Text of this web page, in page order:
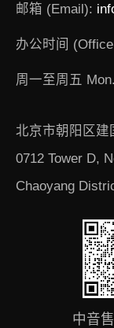
邮箱 (Email):
办公时间 (Office
周一至周五
北京市朝阳区建
0712 Tower D,
Chaoyang
中音